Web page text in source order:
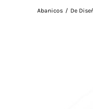
Abanicos De